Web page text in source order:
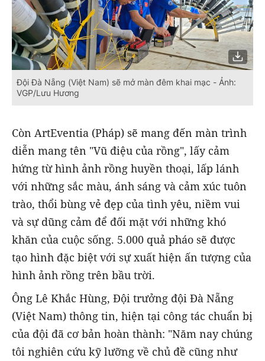
Đội Đà Nẵng (Việt Nam) sẽ mở màn đêm khai mạc - Ảnh:
VGP/Lưu Hương
Còn ArtEventia (Pháp) sẽ mang đến màn trình
diễn mang tên "Vũ điệu của rồng", lấy cảm
hứng từ hình ảnh rồng huyền thoại, lấp lánh
với những sắc màu, ánh sáng và cảm xúc tuôn
trào, thổi bùng vẻ đẹp của tình yêu, niềm vui
và sự dũng cảm để đối mặt với những khó
khăn của cuộc sống. 5.000 quả pháo sẽ được
tạo hình đặc biệt với sự xuất hiện ấn tượng của
hình ảnh rồng trên bầu trời.
Ông Lê Khắc Hùng, Đội trưởng đội Đà Nẵng
(Việt Nam) thông tin, hiện tại công tác chuẩn bị
của đội đã cơ bản hoàn thành: "Năm nay chúng
tôi nghiên cứu kỹ lưỡng về chủ đề cũng như